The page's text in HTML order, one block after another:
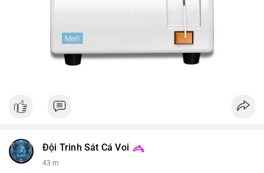
Đội Trinh Sát Cá Voi
43 m